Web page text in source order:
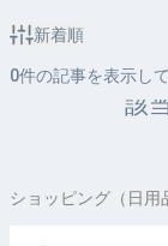
新着順
0件の記事を表示し
該
ショッピング（日用